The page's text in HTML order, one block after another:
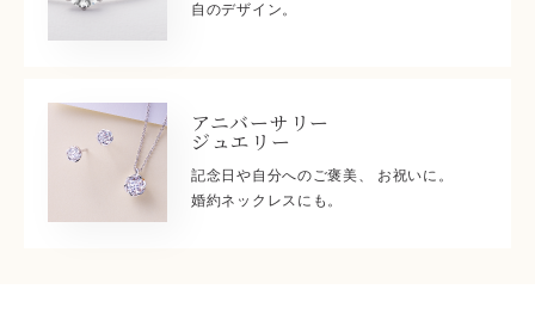
自のデザイン。
アニバーサリー
ジュエリー
記念日や自分へのご褒美、 お祝いに。
婚約ネックレスにも。